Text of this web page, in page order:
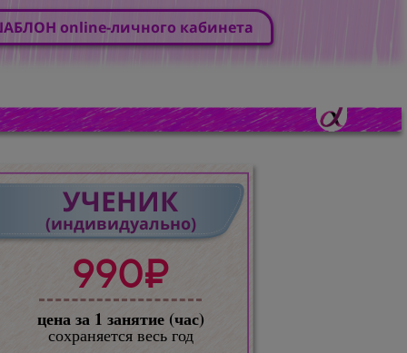
online-личного кабинета
УЧЕНИК
(индивидуально)
990₽
цена за 1 занятие (час)
сохраняется весь год